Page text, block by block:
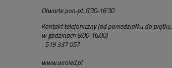
Otwarte pon-pt: 8'30-16'30
Kontakt telefoniczny (od poniedziałku do piątku,
w godzinach 8:00-16:00)
- 519 337 057
www.wroled.pl